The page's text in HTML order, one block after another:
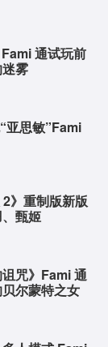
通试玩前
雾
亚思敏”Fami
》重制版新版
甄姬
诅咒》Fami 通
尔蒙特之女